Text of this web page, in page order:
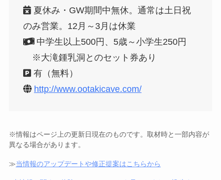
夏休み・GW期間中無休。通常は土日祝
のみ営業。12月～3月は休業
中学生以上500円、5歳～小学生250円
※大滝鍾乳洞とのセット券あり
有（無料）
http://www.ootakicave.com/
※情報はページ上の更新日現在のものです。取材時と一部内容が
異なる場合があります。
≫当情報のアップデートや修正提案はこちらから